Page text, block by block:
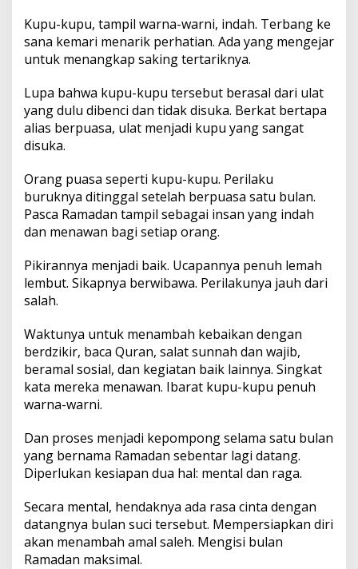
Kupu-kupu, tampil warna-warni, indah. Terbang ke
sana kemari menarik perhatian. Ada yang mengejar
untuk menangkap saking tertariknya.
Lupa bahwa kupu-kupu tersebut berasal dari ulat
yang dulu dibenci dan tidak disuka. Berkat bertapa
alias berpuasa, ulat menjadi kupu yang sangat
disuka.
Orang puasa seperti kupu-kupu. Perilaku
buruknya ditinggal setelah berpuasa satu bulan.
Pasca Ramadan tampil sebagai insan yang indah
dan menawan bagi setiap orang.
Pikirannya menjadi baik. Ucapannya penuh lemah
lembut. Sikapnya berwibawa. Perilakunya jauh dari
salah.
Waktunya untuk menambah kebaikan dengan
berdzikir, baca Quran, salat sunnah dan wajib,
beramal sosial, dan kegiatan baik lainnya. Singkat
kata mereka menawan. Ibarat kupu-kupu penuh
warna-warni.
Dan proses menjadi kepompong selama satu bulan
yang bernama Ramadan sebentar lagi datang.
Diperlukan kesiapan dua hal: mental dan raga.
Secara mental, hendaknya ada rasa cinta dengan
datangnya bulan suci tersebut. Mempersiapkan diri
akan menambah amal saleh. Mengisi bulan
Ramadan maksimal.